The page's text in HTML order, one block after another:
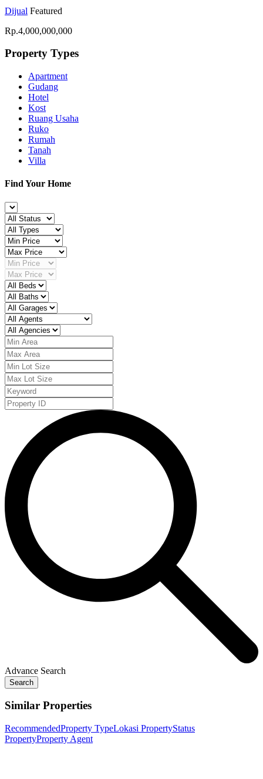
Dijual Featured
Rp.4,000,000,000
Property Types
Apartment
Gudang
Hotel
Kost
Ruang Usaha
Ruko
Rumah
Tanah
Villa
Find Your Home
Advance Search
Search
Similar Properties
RecommendedProperty TypeLokasi PropertyStatus
PropertyProperty Agent